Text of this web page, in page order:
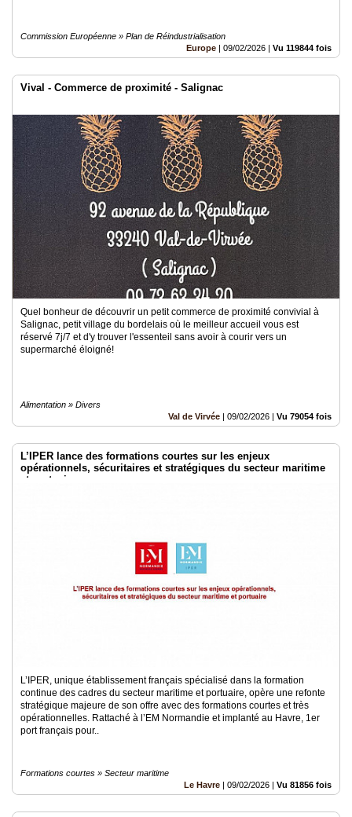
Commission Européenne » Plan de Réindustrialisation
Europe | 09/02/2026 | Vu 119844 fois
Vival - Commerce de proximité - Salignac
Quel bonheur de découvrir un petit commerce de proximité convivial à
Salignac, petit village du bordelais où le meilleur accueil vous est
réservé 7j/7 et d'y trouver l'essenteil sans avoir à courir vers un
supermarché éloigné!
Alimentation » Divers
Val de Virvée | 09/02/2026 | Vu 79054 fois
L’IPER lance des formations courtes sur les enjeux
opérationnels, sécuritaires et stratégiques du secteur maritime
et portuaire
L’IPER, unique établissement français spécialisé dans la formation
continue des cadres du secteur maritime et portuaire, opère une refonte
stratégique majeure de son offre avec des formations courtes et très
opérationnelles. Rattaché à l’EM Normandie et implanté au Havre, 1er
port français pour..
Formations courtes » Secteur maritime
Le Havre | 09/02/2026 | Vu 81856 fois